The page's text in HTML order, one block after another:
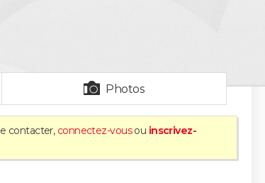
Photos
contacter, connectez-vousou inscrivez-